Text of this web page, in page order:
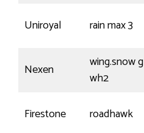
Uniroyal rain max 3
Nexen
wing.snow g
wh2
Firestone roadhawk